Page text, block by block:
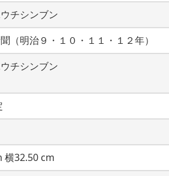
チシンブン
（明治９・１０・１１・１２年）
チシンブン
横32.50 cm